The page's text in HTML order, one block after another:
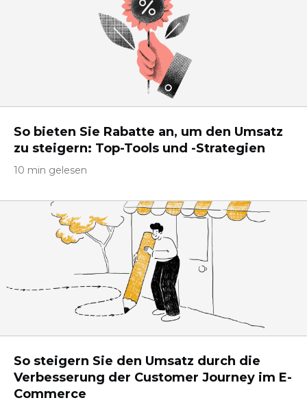
So bieten Sie Rabatte an, um den Umsatz
zu steigern: Top-Tools und -Strategien
10 min gelesen
So steigern Sie den Umsatz durch die
Verbesserung der Customer Journey im E-
Commerce